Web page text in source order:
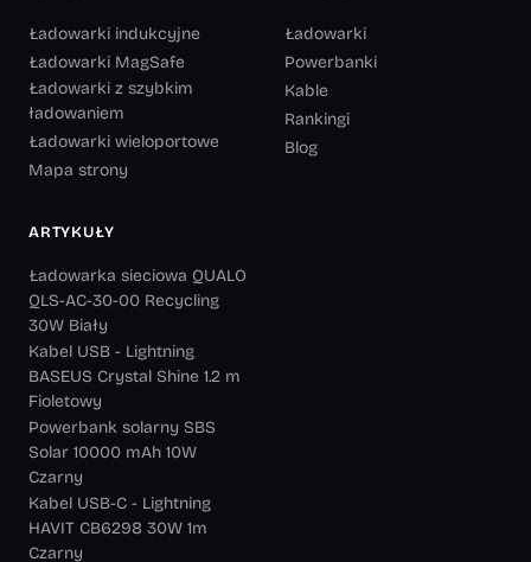
Ładowarki indukcyjne
Ładowarki MagSafe
Ładowarki z szybkim
ładowaniem
Ładowarki wieloportowe
Mapa strony
Ładowarki
Powerbanki
Kable
Rankingi
Blog
ARTYKUŁY
Ładowarka sieciowa QUALO
QLS-AC-30-00 Recycling
30W Biały
Kabel USB - Lightning
BASEUS Crystal Shine 1.2 m
Fioletowy
Powerbank solarny SBS
Solar 10000 mAh 10W
Czarny
Kabel USB-C - Lightning
HAVIT CB6298 30W 1m
Czarny